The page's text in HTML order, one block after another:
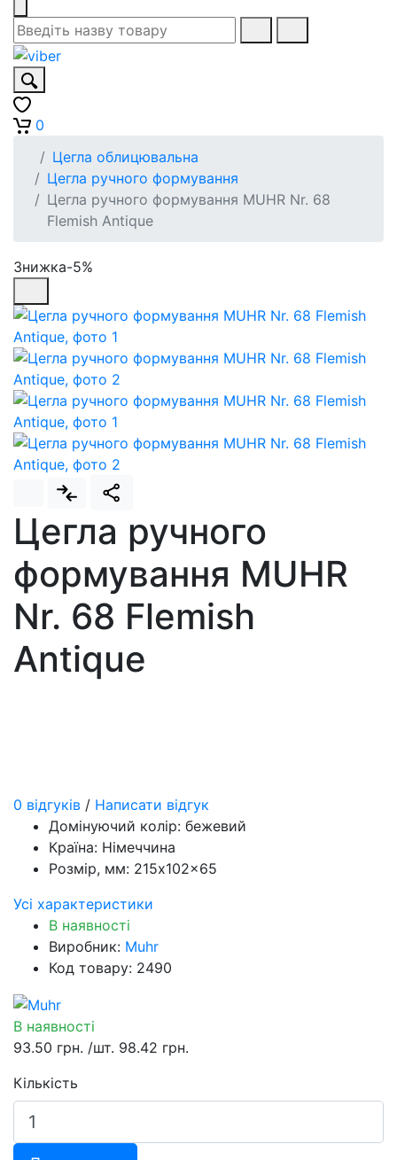
0
Цегла облицювальна
Цегла ручного формування
Цегла ручного формування MUHR Nr. 68
Flemish Antique
Знижка-5%
Цегла ручного
формування MUHR
Nr. 68 Flemish
Antique
0 відгуків / Написати відгук
Домінуючий колір: бежевий
Країна: Німеччина
Розмір, мм: 215x102x65
Усі характеристики
В наявності
Виробник: Muhr
Код товару: 2490
В наявності
93.50 грн. /шт. 98.42 грн.
Кількість